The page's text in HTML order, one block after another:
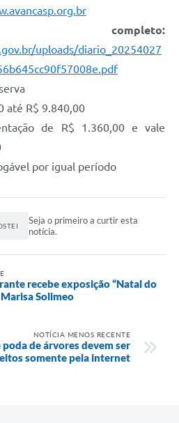
uploads/diario_20254027
até R$ 9.840,00
de R$ 1.360,00 e vale
por igual período
Seja o primeiro a curtir esta
notícia.
recebe exposição “Natal do
Solimeo
NOTÍCIA MENOS RECENTE
de árvores devem ser
somente pela internet